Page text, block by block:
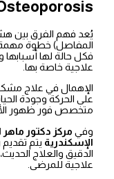
يُعد فهم الفرق بين
المفاصل) خطوة مهمة
فكل حالة لها أسبابها
علاجية خاصة بها.
الإهمال في علاج
على الحركة وجودة
متخصص فور ظهور
وفي مركز دكتور
الإسكندرية يتم
الدقيق والعلاج
علاجية للمرضى.